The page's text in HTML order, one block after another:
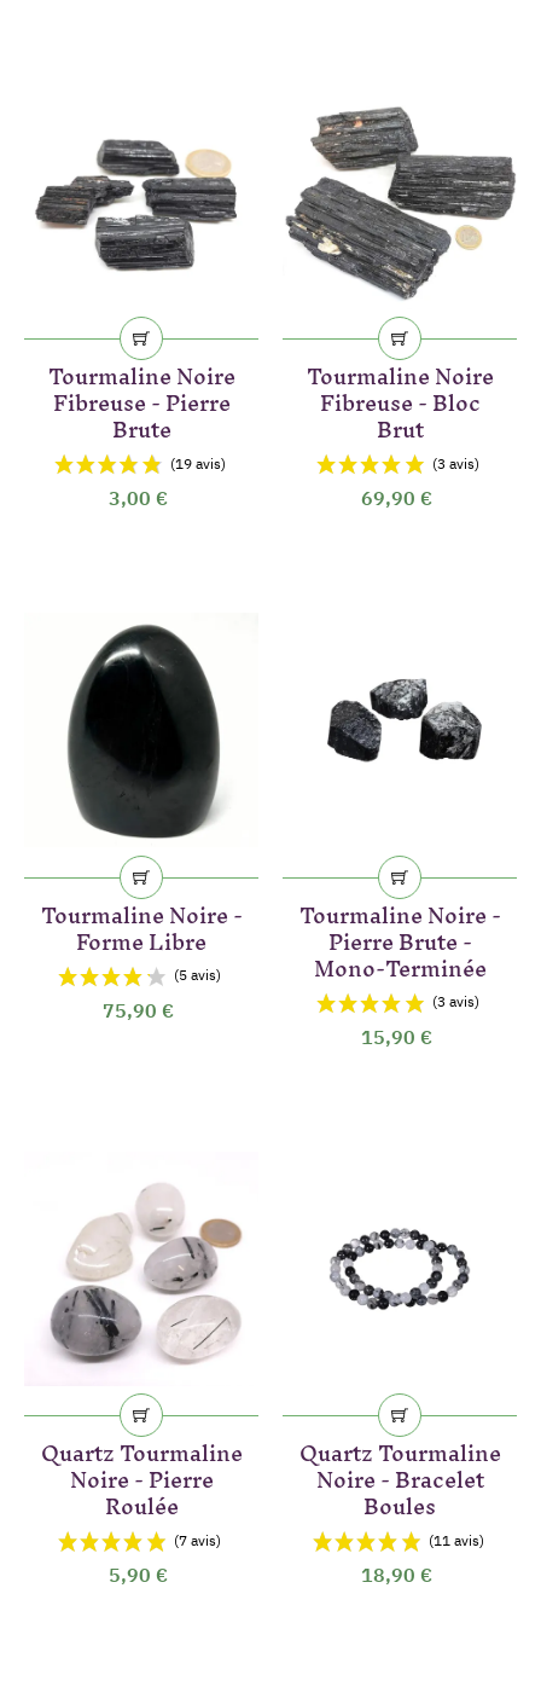
Tourmaline Noire
Fibreuse - Pierre
Brute
3,00 €
Tourmaline Noire
Fibreuse - Bloc
Brut
69,90 €
Tourmaline Noire -
Forme Libre
75,90 €
Tourmaline Noire -
Pierre Brute -
Mono-Terminée
15,90 €
Quartz Tourmaline
Noire - Pierre
Roulée
5,90 €
Quartz Tourmaline
Noire - Bracelet
Boules
18,90 €